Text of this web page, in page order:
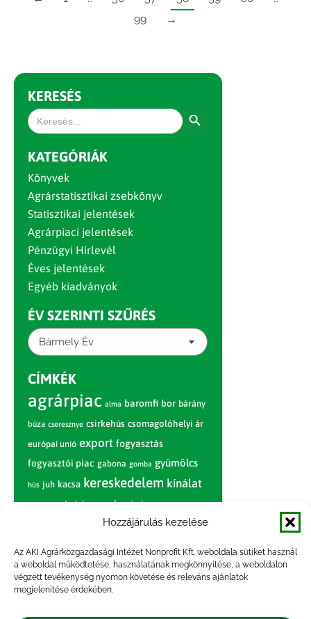
Hozzájárulás kezelése
Az AKI Agrárközgazdasági Intézet Nonprofit Kft. weboldala sütiket használ
a weboldal működtetése, használatának megkönnyítése, a weboldalon
végzett tevékenység nyomon követése és releváns ajánlatok
megjelenítése érdekében.
99
→
KERESÉS
Search
for:
KATEGÓRIÁK
Könyvek
Agrárstatisztikai zsebkönyv
Statisztikai jelentések
Agrárpiaci jelentések
Pénzügyi Hírlevél
Éves jelentések
Egyéb kiadványok
ÉV SZERINTI SZŰRÉS
Bármely Év
CÍMKÉK
agrárpiac alma baromfi bor bárány
búza cseresznye csirkehús csomagolóhelyi ár
európai unió export fogyasztás
fogyasztói piac gabona gomba gyümölcs
hús juh kacsa kereskedelem kínálat
körte marhahús nagybani piac narancs
nemzetközi árinformációk
paradicsom piac piaci jelentés
pulyka pulykahús sertés sertéshús
szarvasmarha termelés
termelői